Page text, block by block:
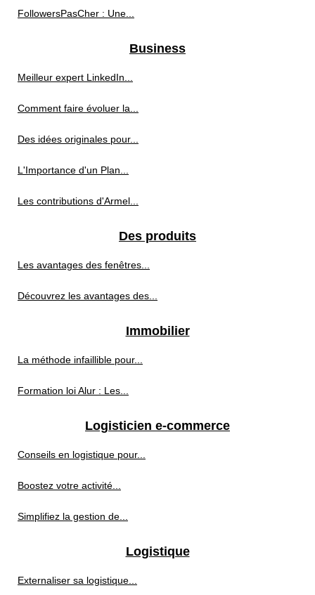
FollowersPasCher : Une...
Business
Meilleur expert LinkedIn...
Comment faire évoluer la...
Des idées originales pour...
L'Importance d'un Plan...
Les contributions d'Armel...
Des produits
Les avantages des fenêtres...
Découvrez les avantages des...
Immobilier
La méthode infaillible pour...
Formation loi Alur : Les...
Logisticien e-commerce
Conseils en logistique pour...
Boostez votre activité...
Simplifiez la gestion de...
Logistique
Externaliser sa logistique...